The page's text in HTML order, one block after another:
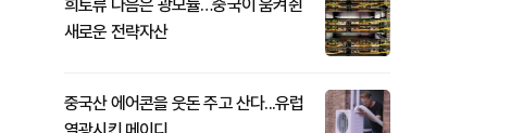
희토류 다음은 광모듈…중국이 움켜쥔
새로운 전략자산
중국산 에어콘을 웃돈 주고 산다...유럽